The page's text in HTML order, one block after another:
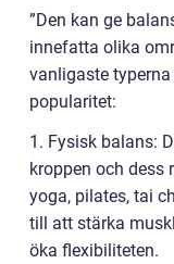
”Den kan ge
innefatta olika
vanligaste typerna
popularitet:
1. Fysisk balans:
kroppen och dess
yoga, pilates, tai
till att stärka
öka flexibiliteten.